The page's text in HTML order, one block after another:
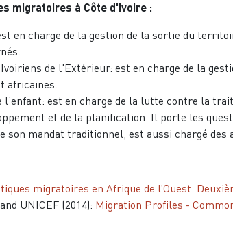
migratoires à Côte d'Ivoire :
en charge de la gestion de la sortie du
de l'Extérieur: est en charge de la
africaines.
est en charge de la lutte contre la
et de la planification. Il porte les
mandat traditionnel, est aussi chargé
migratoires en Afrique de l’Ouest.
UNICEF (2014): Migration Profiles -